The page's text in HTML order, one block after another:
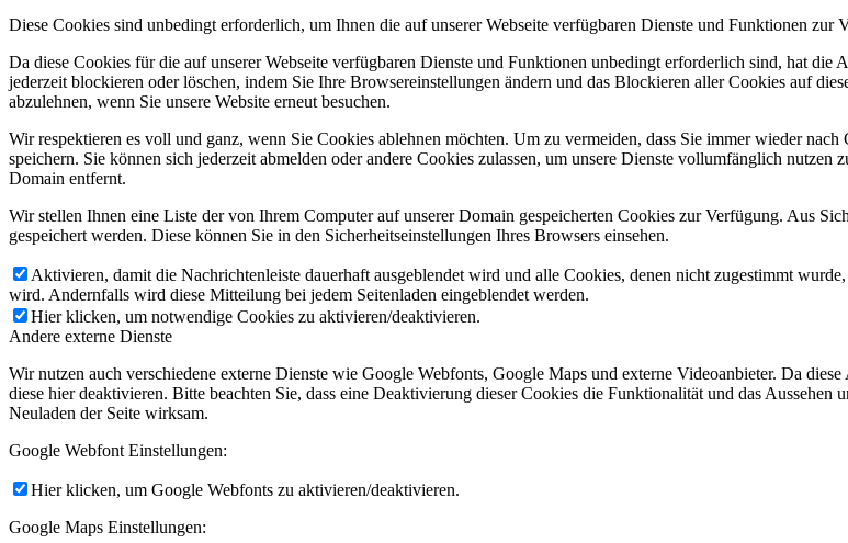
Diese Cookies sind unbedingt erforderlich, um Ihnen die auf unserer Webseite verfügbaren Dienste und Funktionen zur
Da diese Cookies für die auf unserer Webseite verfügbaren Dienste und Funktionen unbedingt erforderlich sind, hat
jederzeit blockieren oder löschen, indem Sie Ihre Browsereinstellungen ändern und das Blockieren aller Cookies auf
abzulehnen, wenn Sie unsere Website erneut besuchen.
Wir respektieren es voll und ganz, wenn Sie Cookies ablehnen möchten. Um zu vermeiden, dass Sie immer wieder
speichern. Sie können sich jederzeit abmelden oder andere Cookies zulassen, um unsere Dienste vollumfänglich
Domain entfernt.
Wir stellen Ihnen eine Liste der von Ihrem Computer auf unserer Domain gespeicherten Cookies zur Verfügung. Aus
gespeichert werden. Diese können Sie in den Sicherheitseinstellungen Ihres Browsers einsehen.
Aktivieren, damit die Nachrichtenleiste dauerhaft ausgeblendet wird und alle Cookies, denen nicht zugestimmt
wird. Andernfalls wird diese Mitteilung bei jedem Seitenladen eingeblendet werden.
Hier klicken, um notwendige Cookies zu aktivieren/deaktivieren.
Andere externe Dienste
Wir nutzen auch verschiedene externe Dienste wie Google Webfonts, Google Maps und externe Videoanbieter. Da
diese hier deaktivieren. Bitte beachten Sie, dass eine Deaktivierung dieser Cookies die Funktionalität und das
Neuladen der Seite wirksam.
Google Webfont Einstellungen:
Hier klicken, um Google Webfonts zu aktivieren/deaktivieren.
Google Maps Einstellungen: